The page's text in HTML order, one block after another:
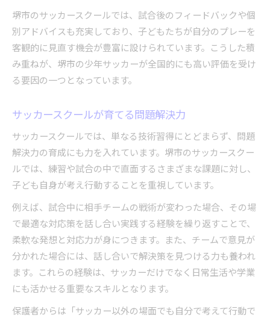
堺市のサッカースクールでは、試合後のフィードバックや個
別アドバイスも充実しており、子どもたちが自分のプレーを
客観的に見直す機会が豊富に設けられています。こうした積
み重ねが、堺市の少年サッカーが全国的にも高い評価を受け
る要因の一つとなっています。
サッカースクールが育てる問題解決力
サッカースクールでは、単なる技術習得にとどまらず、問題
解決力の育成にも力を入れています。堺市のサッカースクー
ルでは、練習や試合の中で直面するさまざまな課題に対し、
子ども自身が考え行動することを重視しています。
例えば、試合中に相手チームの戦術が変わった場合、その場
で最適な対応策を話し合い実践する経験を繰り返すことで、
柔軟な発想と対応力が身につきます。また、チームで意見が
分かれた場合には、話し合いで解決策を見つける力も養われ
ます。これらの経験は、サッカーだけでなく日常生活や学業
にも活かせる重要なスキルとなります。
保護者からは「サッカー以外の場面でも自分で考えて行動で